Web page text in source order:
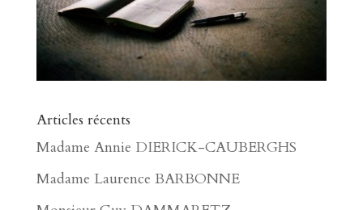
Articles récents
Madame Annie DIERICK-CAUBERGHS
Madame Laurence BARBONNE